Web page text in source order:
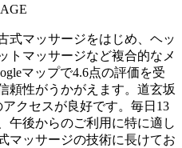
式マッサージをはじめ、ヘッ
トマッサージなど複合的なメ
マップで4.6点の評価を受
頼性がうかがえます。道玄坂
クセスが良好です。毎日13
午後からのご利用に特に適し
マッサージの技術に長けてお